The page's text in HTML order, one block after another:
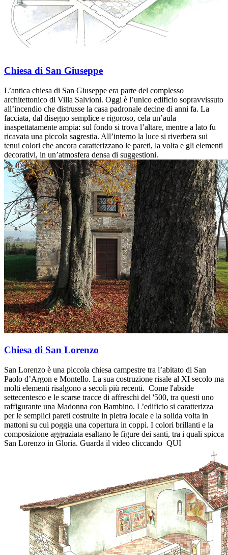
Chiesa di San Giuseppe
L’antica chiesa di San Giuseppe era parte del complesso
architettonico di Villa Salvioni. Oggi è l’unico edificio sopravvissuto
all’incendio che distrusse la casa padronale decine di anni fa. La
facciata, dal disegno semplice e rigoroso, cela un’aula
inaspettatamente ampia: sul fondo si trova l’altare, mentre a lato fu
ricavata una piccola sagrestia. All’interno la luce si riverbera sui
tenui colori che ancora caratterizzano le pareti, la volta e gli elementi
decorativi, in un’atmosfera densa di suggestioni.
Chiesa di San Lorenzo
San Lorenzo è una piccola chiesa campestre tra l’abitato di San
Paolo d’Argon e Montello. La sua costruzione risale al XI secolo ma
molti elementi risalgono a secoli più recenti. Come l'abside
settecentesco e le scarse tracce di affreschi del '500, tra questi uno
raffigurante una Madonna con Bambino. L’edificio si caratterizza
per le semplici pareti costruite in pietra locale e la solida volta in
mattoni su cui poggia una copertura in coppi. I colori brillanti e la
composizione aggraziata esaltano le figure dei santi, tra i quali spicca
San Lorenzo in Gloria. Guarda il video cliccando QUI